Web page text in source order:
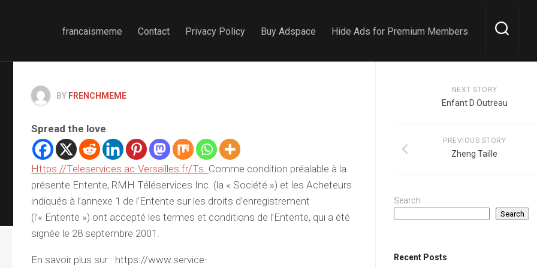
francaismeme Contact Privacy Policy Buy Adspace Hide Ads for Premium Members
BY FRENCHMEME
Spread the love
Https //Teleservices.ac-Versailles.fr/Ts. Comme condition préalable à la
présente Entente, RMH Téléservices Inc. (la « Société ») et les Acheteurs
indiqués à l’annexe 1 de l’Entente sur les droits d’enregistrement
(l’« Entente ») ont accepté les termes et conditions de l’Entente, qui a été
signée le 28 septembre 2001.
En savoir plus sur : https://www.service-
NEXT STORY
Enfant D Outreau
PREVIOUS STORY
Zheng Taille
Search
Search
Recent Posts